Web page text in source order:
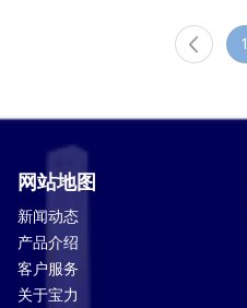
1
网站地图
新闻动态
产品介绍
客户服务
关于宝力